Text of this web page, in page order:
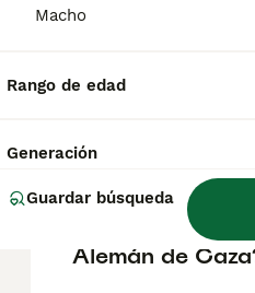
Macho
Rango de edad
Generación
Guardar búsqueda
especiales para
¿Cuánto vale un
Alemán de